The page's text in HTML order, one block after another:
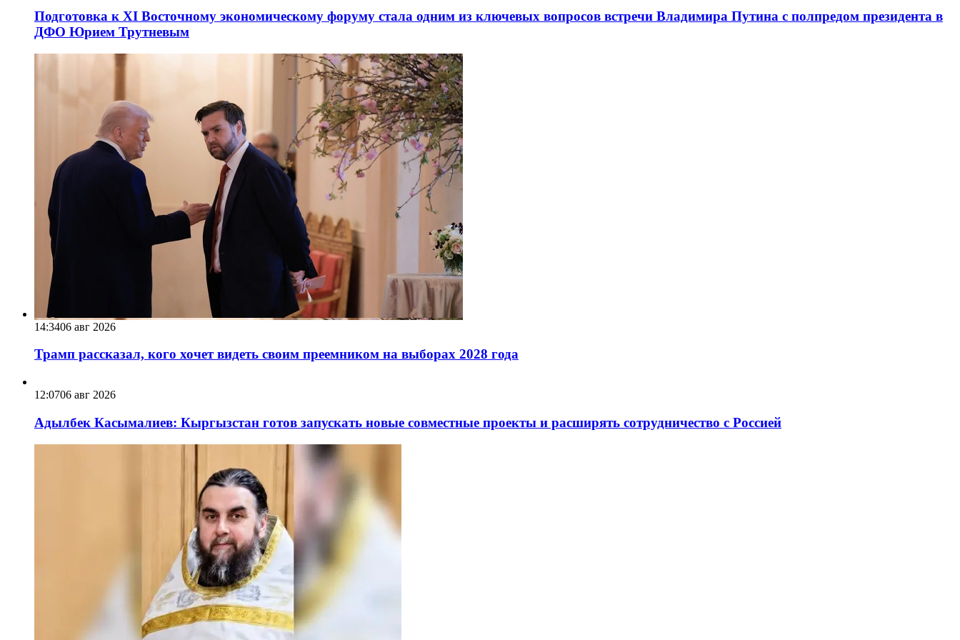
Подготовка к XI Восточному экономическому форуму стала одним из ключевых вопросов встречи Владимира Путина с полпредом президента в
ДФО Юрием Трутневым
14:3406 авг 2026
Трамп рассказал, кого хочет видеть своим преемником на выборах 2028 года
12:0706 авг 2026
Адылбек Касымалиев: Кыргызстан готов запускать новые совместные проекты и расширять сотрудничество с Россией